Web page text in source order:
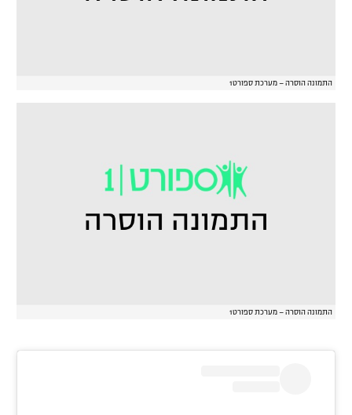
התמונה הוסרה – מערכת ספורט1
התמונה הוסרה – מערכת ספורט1